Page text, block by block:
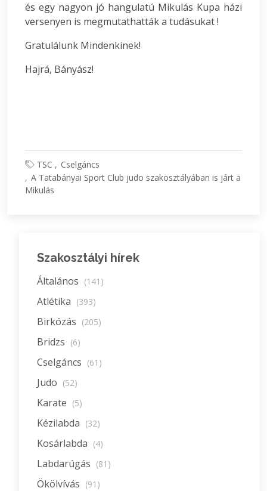
és egy nagyon jó hangulatú Mikulás Kupa házi
versenyen is megmutathatták a tudásukat !
Gratulálunk Mindenkinek!
Hajrá, Bányász!
TSC
Cselgáncs
A Tatabányai Sport Club judo szakosztályában is járt a
Mikulás
Szakosztályi hírek
Általános (141)
Atlétika (393)
Birkózás (205)
Bridzs (6)
Cselgáncs (61)
Judo (52)
Karate (5)
Kézilabda (32)
Kosárlabda (4)
Labdarúgás (81)
Ökölvívás (91)